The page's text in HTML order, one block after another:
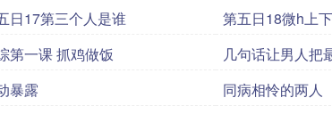
日17第三个人是谁 第五日18微h上
第一课 抓鸡做饭
几句话让男人把
她
暴露 同病相怜的两人